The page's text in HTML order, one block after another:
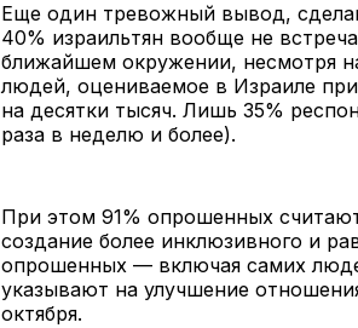
Еще один тревожный вывод,
40% израильтян вообще не
ближайшем окружении, несмотря
людей, оцениваемое в Израиле
на десятки тысяч. Лишь 35%
раза в неделю и более).
При этом 91% опрошенных
создание более инклюзивного и
опрошенных — включая самих
указывают на улучшение
октября.